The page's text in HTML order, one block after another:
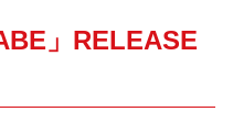
」RELEASE